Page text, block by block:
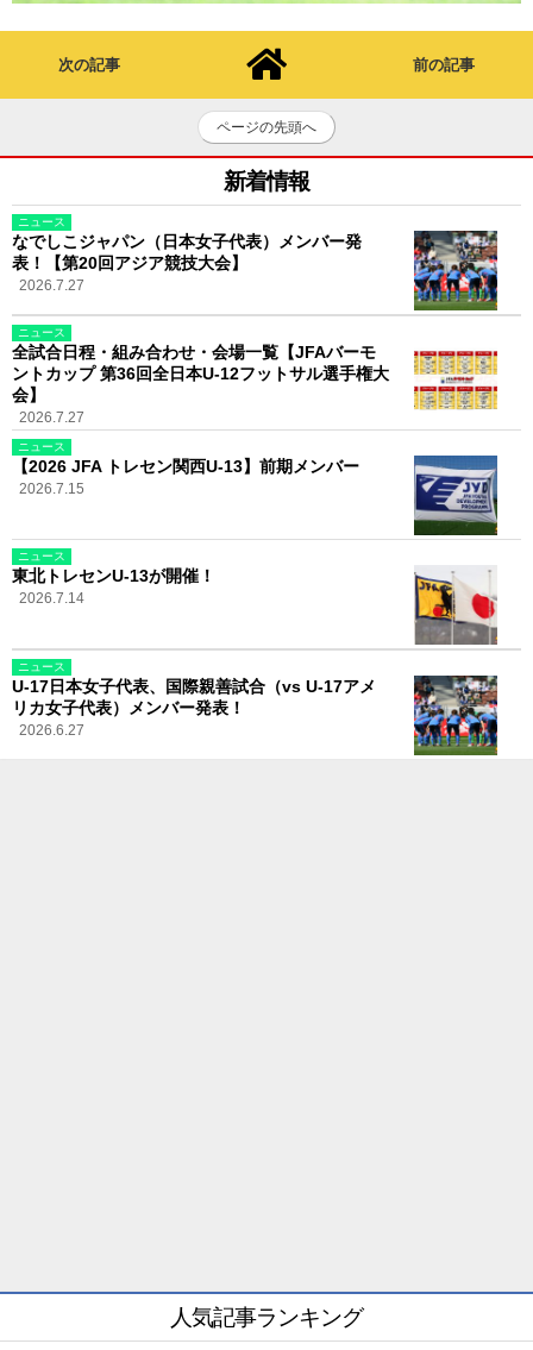
次の記事 前の記事
ページの先頭へ
新着情報
ニュース
なでしこジャパン（日本女子代表）メンバー発
表！【第20回アジア競技大会】
2026.7.27
ニュース
全試合日程・組み合わせ・会場一覧【JFAバーモ
ントカップ 第36回全日本U-12フットサル選手権大
会】
2026.7.27
ニュース
【2026 JFA トレセン関西U-13】前期メンバー
2026.7.15
ニュース
東北トレセンU-13が開催！
2026.7.14
ニュース
U-17日本女子代表、国際親善試合（vs U-17アメ
リカ女子代表）メンバー発表！
2026.6.27
人気記事ランキング